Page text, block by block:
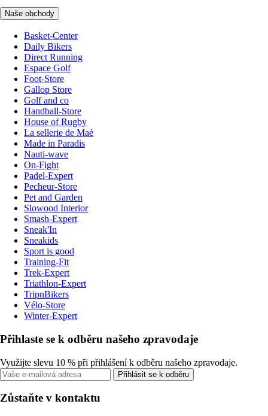
Naše obchody
Basket-Center
Daily Bikers
Direct Running
Espace Golf
Foot-Store
Gallop Store
Golf and co
Handball-Store
House of Rugby
La sellerie de Maé
Made in Paradis
Nauti-wave
On-Fight
Padel-Expert
Pecheur-Store
Pet and Garden
Slowood Interior
Smash-Expert
Sneak'In
Sneakids
Sport is good
Training-Fit
Trek-Expert
Triathlon-Expert
TripnBikers
Vélo-Store
Winter-Expert
Přihlaste se k odběru našeho zpravodaje
Využijte slevu 10 % při přihlášení k odběru našeho zpravodaje.
Přihlásit se k odběru
Zůstaňte v kontaktu